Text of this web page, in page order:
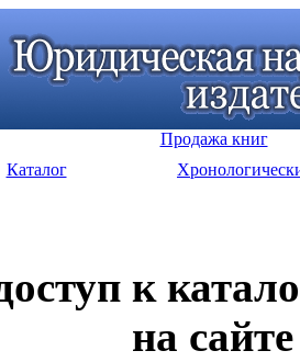
Продажа книг
Каталог
к
на